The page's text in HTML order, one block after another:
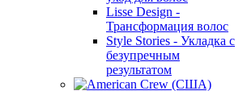
Lisse Design -
Трансформация волос
Style Stories - Укладка с
безупречным
результатом